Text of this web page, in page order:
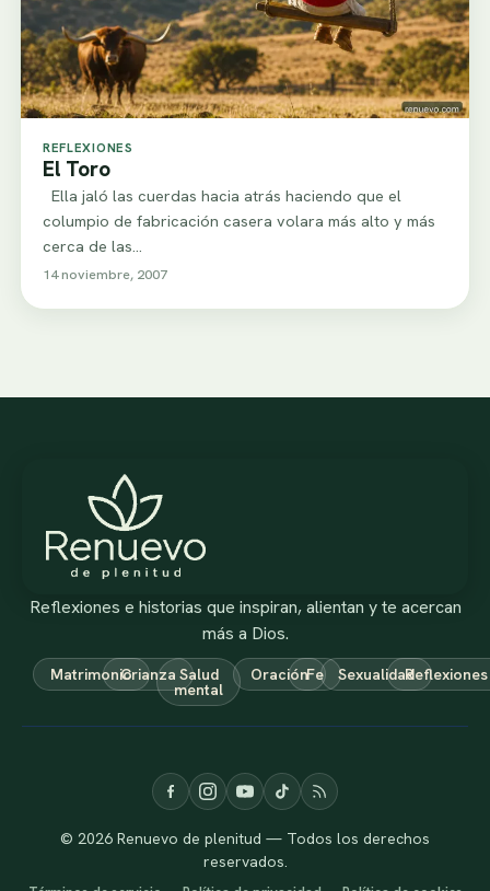
REFLEXIONES
El Toro
Ella jaló las cuerdas hacia atrás haciendo que el
columpio de fabricación casera volara más alto y más
cerca de las…
14 noviembre, 2007
Reflexiones e historias que inspiran, alientan y te acercan
más a Dios.
MatrimonioCrianza Salud
mental
OraciónFe SexualidadReflexiones
© 2026 Renuevo de plenitud — Todos los derechos
reservados.